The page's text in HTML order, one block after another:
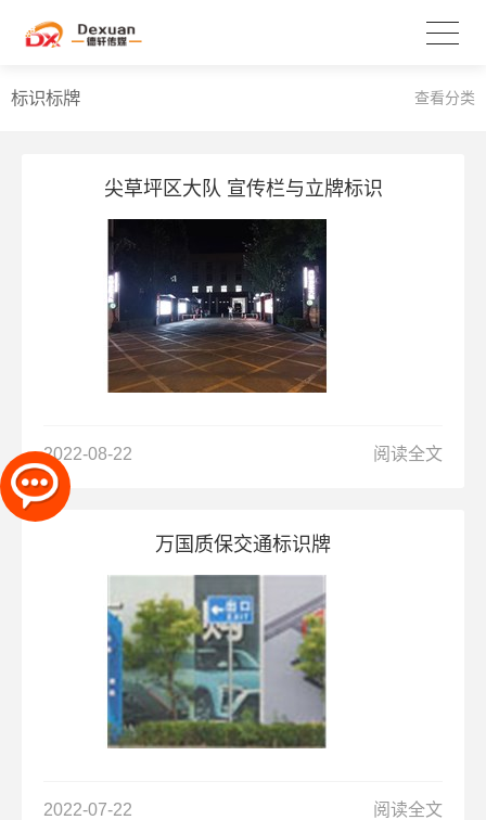
标识标牌 查看分类
尖草坪区大队 宣传栏与立牌标识
2022-08-22 阅读全文
万国质保交通标识牌
2022-07-22 阅读全文